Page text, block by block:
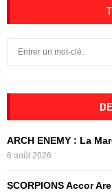
h
o
r
ARCH ENEMY : La
6 août 2026
SCORPIONS Accor